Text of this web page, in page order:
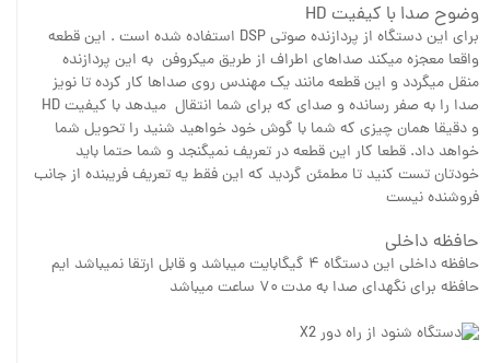
وضوح صدا با کیفیت HD
برای این دستگاه از پردازنده صوتی DSP استفاده شده است . این قطعه
واقعا معجزه میکند صداهای اطراف از طریق میکروفن به این پردازنده
منقل میگردد و این قطعه مانند یک مهندس روی صداها کار کرده تا نویز
صدا را به صفر رسانده و صدای که برای شما انتقال میدهد با کیفیت HD
و دقیقا همان چیزی که شما با گوش خود خواهید شنید را تحویل شما
خواهد داد. قطعا کار این قطعه در تعریف نمیگنجد و شما حتما باید
خودتان تست کنید تا مطمئن گردید که این فقط یه تعریف فریبنده از جانب
فروشنده نیست
حافظه داخلی
حافظه داخلی این دستگاه ۴ گیگابایت میباشد و قابل ارتقا نمیباشد ایم
حافظه برای نگهدای صدا به مدت ۷۰ ساعت میباشد